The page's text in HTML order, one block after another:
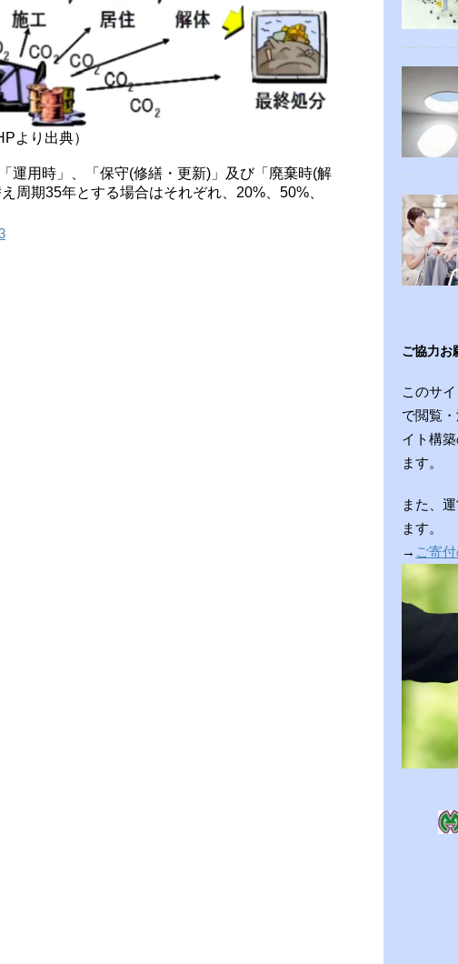
より出典）
運用時」、「保守(修繕・更新)」及び「廃棄時(解
周期35年とする場合はそれぞれ、20%、50%、
ご協力お
このサ
で閲覧
イト構
ます。
また、
ます。
→ ご寄